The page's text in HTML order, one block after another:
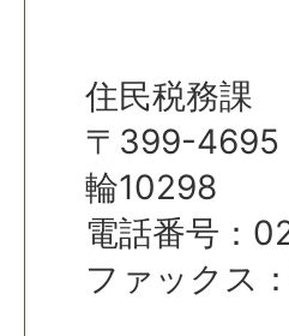
住民税務課
〒399-4695
輪10298
電話番号：
ファックス